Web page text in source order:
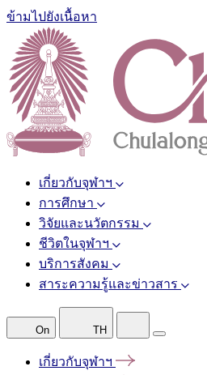
ข้ามไปยังเนื้อหา
เกี่ยวกับจุฬาฯ
การศึกษา
วิจัยและนวัตกรรม
ชีวิตในจุฬาฯ
บริการสังคม
สาระความรู้และข่าวสาร
On TH
เกี่ยวกับจุฬาฯ